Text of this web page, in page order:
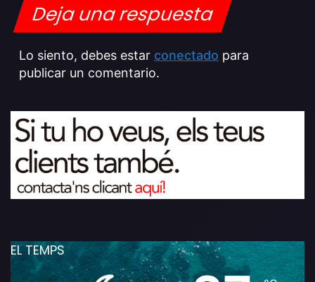
Deja una respuesta
Lo siento, debes estar conectado para
publicar un comentario.
EL TEMPS